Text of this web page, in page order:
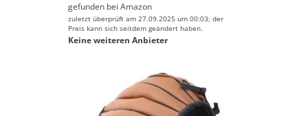
gefunden bei Amazon
zuletzt überprüft am 27.09.2025 um 00:03; der
Preis kann sich seitdem geändert haben.
Keine weiteren Anbieter